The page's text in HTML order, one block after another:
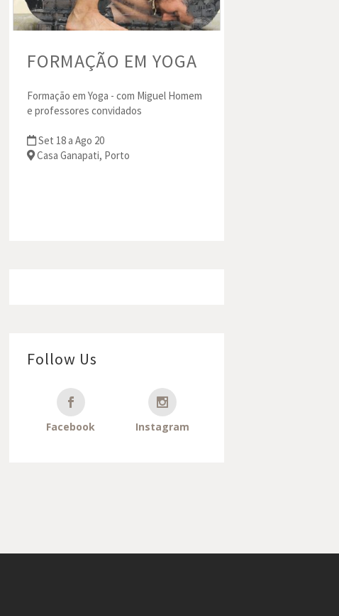
FORMAÇÃO EM YOGA
Formação em Yoga - com Miguel Homem
e professores convidados
Set 18 a Ago 20
Casa Ganapati, Porto
Follow Us
Facebook Instagram